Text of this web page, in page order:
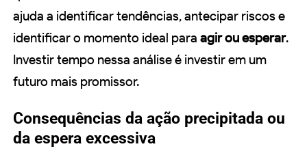
ajuda a identificar tendências, antecipar riscos e
identificar o momento ideal para agir ou esperar.
Investir tempo nessa análise é investir em um
futuro mais promissor.
Consequências da ação precipitada ou
da espera excessiva